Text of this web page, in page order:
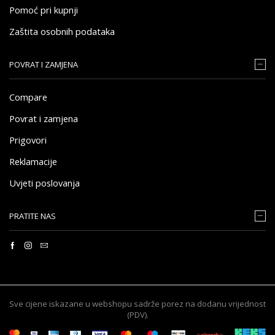
Pomoć pri kupnji
Zaštita osobnih podataka
POVRAT I ZAMJENA
Compare
Povrat i zamjena
Prigovori
Reklamacije
Uvjeti poslovanja
PRATITE NAS
Sve cijene iskazane u webshopu sadrže porez na dodanu vrijednost
(PDV).